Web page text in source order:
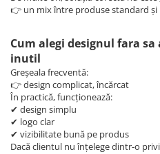
👉 un mix între produse standard
Cum alegi designul fara
inutil
Greșeala frecventă:
👉 design complicat, încărcat
În practică, funcționează:
✔ design simplu
✔ logo clar
✔ vizibilitate bună pe produs
Dacă clientul nu înțelege dintr-o